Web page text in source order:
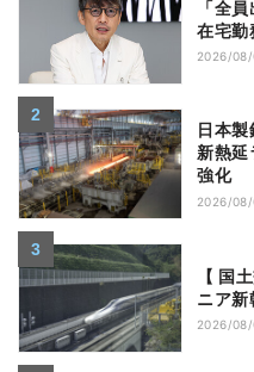
「全
在宅勤
2026/
日本
新熱
強化
2026/
【 国
ニア新
2026/